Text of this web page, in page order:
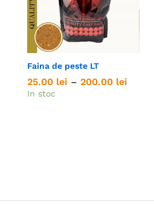
Faina de peste LT
25.00 lei – 200.00 lei
In stoc
25.00 lei 200.00 lei